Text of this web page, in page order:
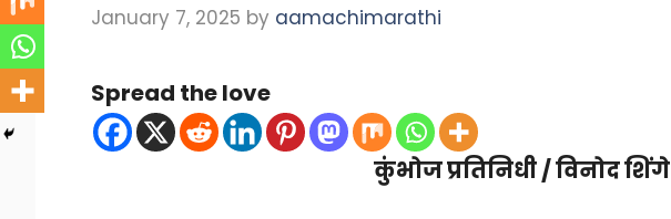
January 7, 2025 by aamachimarathi
Spread the love
कुंभोज प्रतिनिधी / विनोद शिंगे